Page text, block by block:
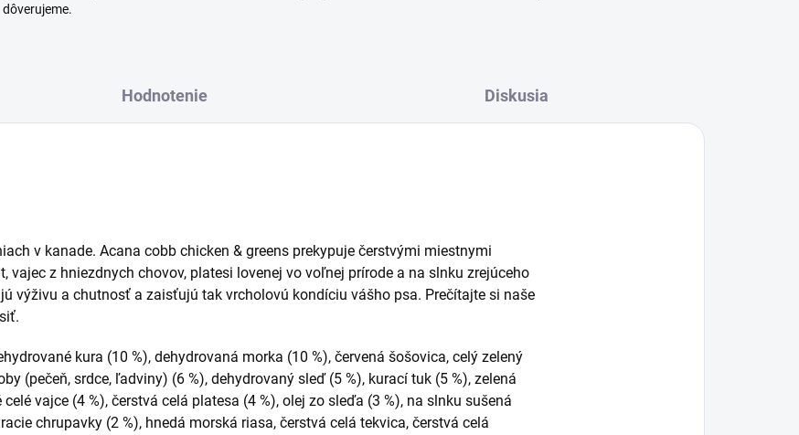
dôverujeme.
Hodnotenie Diskusia
v kanade. Acana cobb chicken & greens prekypuje čerstvými miestnymi
z hniezdnych chovov, platesi lovenej vo voľnej prírode a na slnku zrejúceho
výživu a chutnosť a zaisťujú tak vrcholovú kondíciu vášho psa. Prečítajte si naše
kura (10 %), dehydrovaná morka (10 %), červená šošovica, celý zelený
(pečeň, srdce, ľadviny) (6 %), dehydrovaný sleď (5 %), kurací tuk (5 %), zelená
vajce (4 %), čerstvá celá platesa (4 %), olej zo sleďa (3 %), na slnku sušená
chrupavky (2 %), hnedá morská riasa, čerstvá celá tekvica, čerstvá celá